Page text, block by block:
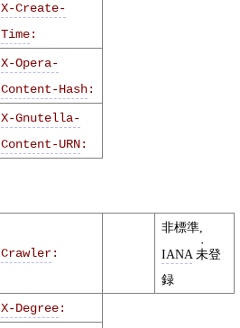
X-Create-
Time:
X-Opera-
Content-Hash:
X-Gnutella-
Content-URN:
Crawler:
非標準,
IANA 未登
録
X-Degree: